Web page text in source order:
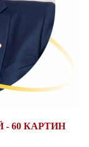
60 КАРТИН